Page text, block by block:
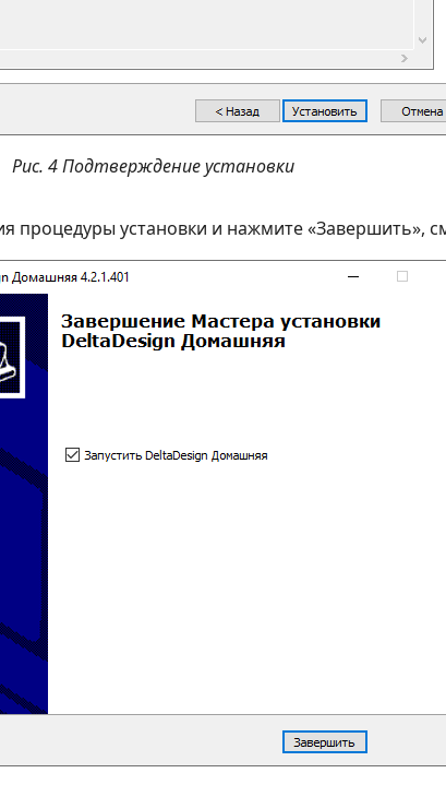
Рис. 4 Подтверждение установки
процедуры установки и нажмите «Завершить»,